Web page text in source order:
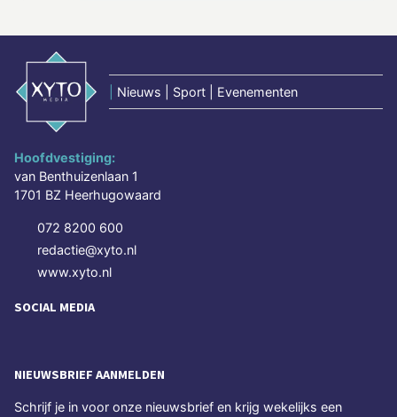
Nieuws | Sport | Evenementen
Hoofdvestiging:
van Benthuizenlaan 1
1701 BZ Heerhugowaard
072 8200 600
redactie@xyto.nl
www.xyto.nl
SOCIAL MEDIA
NIEUWSBRIEF AANMELDEN
Schrijf je in voor onze nieuwsbrief en krijg wekelijks een